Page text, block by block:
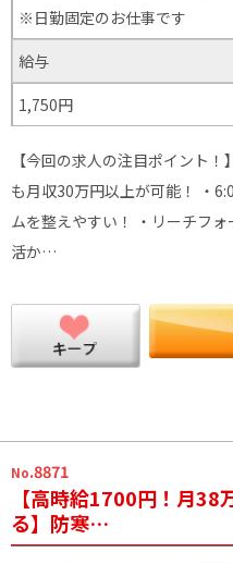
※日勤固定のお仕事です
給与
1,750円
【今回の求人の注目ポイント
も月収30万円以上が可能！ ・
ムを整えやすい！ ・リーチフ
活か…
No.8871
【高時給1700円！月
る】防寒…